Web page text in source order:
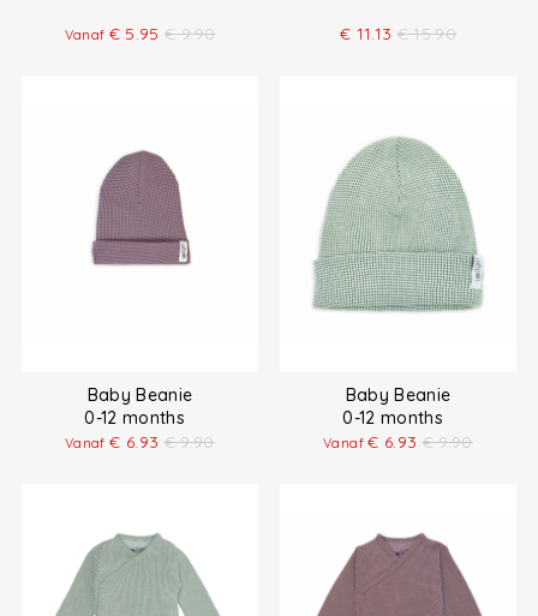
Vanaf € 5.95 € 9.90 € 11.13 € 15.90
Baby Beanie
0-12 months
Vanaf€ 6.93 € 9.90
Baby Beanie
0-12 months
Vanaf€ 6.93 € 9.90